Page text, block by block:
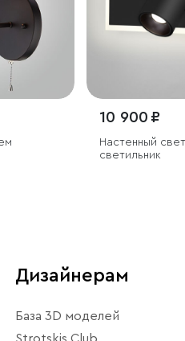
10 900 ₽
Настенный
светильник
Дизайнерам
База 3D моделей
Strotskis Club